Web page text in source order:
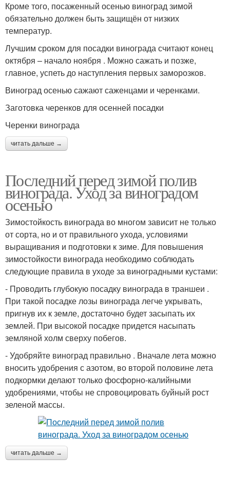
Кроме того, посаженный осенью виноград зимой
обязательно должен быть защищён от низких
температур.
Лучшим сроком для посадки винограда считают конец
октября – начало ноября . Можно сажать и позже,
главное, успеть до наступления первых заморозков.
Виноград осенью сажают саженцами и черенками.
Заготовка черенков для осенней посадки
Черенки винограда
читать дальше →
Последний перед зимой полив
винограда. Уход за виноградом
осенью
Зимостойкость винограда во многом зависит не только
от сорта, но и от правильного ухода, условиями
выращивания и подготовки к зиме. Для повышения
зимостойкости винограда необходимо соблюдать
следующие правила в уходе за виноградными кустами:
- Проводить глубокую посадку винограда в траншеи .
При такой посадке лозы винограда легче укрывать,
пригнув их к земле, достаточно будет засыпать их
землей. При высокой посадке придется насыпать
земляной холм сверху побегов.
- Удобряйте виноград правильно . Вначале лета можно
вносить удобрения с азотом, во второй половине лета
подкормки делают только фосфорно-калийными
удобрениями, чтобы не спровоцировать буйный рост
зеленой массы.
читать дальше →